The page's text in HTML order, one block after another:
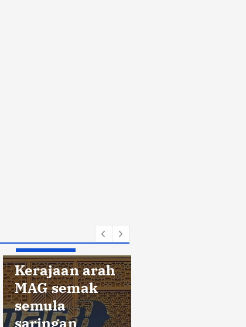
Berita Utama
Kerajaan arah
MAG semak
semula
saringan